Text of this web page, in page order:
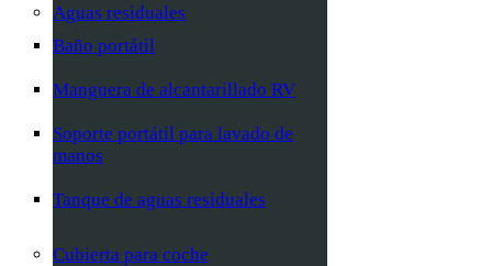
Aguas residuales
Baño portátil
Manguera de alcantarillado RV
Soporte portátil para lavado de
manos
Tanque de aguas residuales
Cubierta para coche